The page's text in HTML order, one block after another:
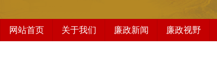
网站首页 关于我们 廉政新闻 廉政视野